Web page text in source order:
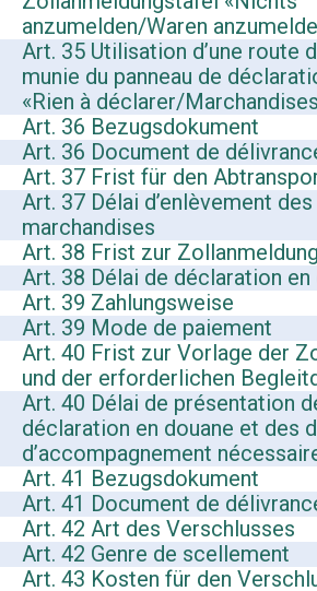
anzumelden/Waren
Art. 35 Utilisation d’une route
munie du panneau de
«Rien à déclarer/
Art. 36 Bezugsdokument
Art. 36 Document de
Art. 37 Frist für den
Art. 37 Délai d’enlèvement des
marchandises
Art. 38 Frist zur Zollanmeldung
Art. 38 Délai de déclaration en
Art. 39 Zahlungsweise
Art. 39 Mode de paiement
Art. 40 Frist zur Vorlage der
und der erforderlichen
Art. 40 Délai de présentation
déclaration en douane et des
d’accompagnement
Art. 41 Bezugsdokument
Art. 41 Document de
Art. 42 Art des Verschlusses
Art. 42 Genre de scellement
Art. 43 Kosten für den